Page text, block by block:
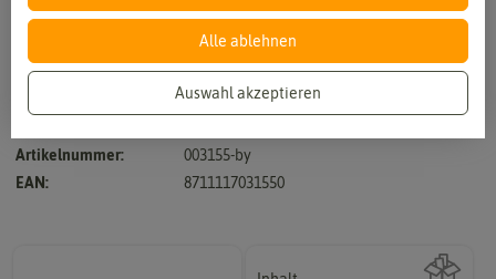
Vergrößern durch berühren
Artikelnummer:
003155-by
EAN:
8711117031550
Alle ablehnen
Auswahl akzeptieren